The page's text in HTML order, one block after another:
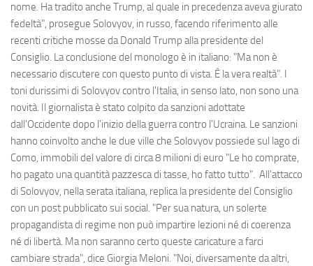
nome. Ha tradito anche Trump, al quale in precedenza aveva giurato
fedeltà", prosegue Solovyov, in russo, facendo riferimento alle
recenti critiche mosse da Donald Trump alla presidente del
Consiglio. La conclusione del monologo è in italiano: "Ma non è
necessario discutere con questo punto di vista. È la vera realtà". I
toni durissimi di Solovyov contro l'Italia, in senso lato, non sono una
novità. Il giornalista è stato colpito da sanzioni adottate
dall'Occidente dopo l'inizio della guerra contro l'Ucraina. Le sanzioni
hanno coinvolto anche le due ville che Solovyov possiede sul lago di
Como, immobili del valore di circa 8 milioni di euro "Le ho comprate,
ho pagato una quantità pazzesca di tasse, ho fatto tutto". All'attacco
di Solovyov, nella serata italiana, replica la presidente del Consiglio
con un post pubblicato sui social. "Per sua natura, un solerte
propagandista di regime non può impartire lezioni né di coerenza
né di libertà. Ma non saranno certo queste caricature a farci
cambiare strada", dice Giorgia Meloni. "Noi, diversamente da altri,